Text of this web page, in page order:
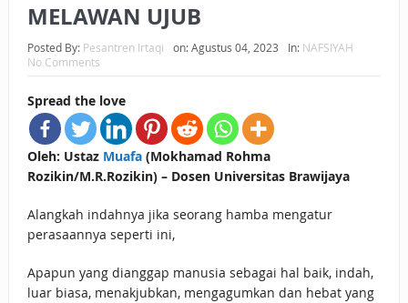
HUKUM MEMBAYAR ZAKAT DENGAN CARA MENGANGSUR
HUKUM MEMBAYAR ZAKAT KEPADA KERABAT SENDIRI
MELAWAN UJUB
Posted By: Pesantren Irtaqi on:Agustus 04, 2023 In: NAFSIYAH
No Comments
Spread the love
Oleh: Ustaz Muafa(Mokhamad Rohma
Rozikin/M.R.Rozikin) – Dosen Universitas Brawijaya
Alangkah indahnya jika seorang hamba mengatur
perasaannya seperti ini,
Apapun yang dianggap manusia sebagai hal baik, indah,
luar biasa, menakjubkan, mengagumkan dan hebat yang